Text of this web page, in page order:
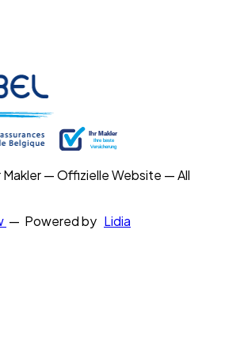
— Offizielle Website — All
— Powered by Lidia